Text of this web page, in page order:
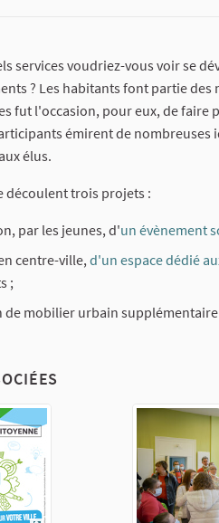
services voudriez-vous voir se
? Les habitants font partie
fut l'occasion, pour eux, de faire
émirent de nombreuses
élus.
découlent trois projets :
par les jeunes, d'un évènement
centre-ville,d'un espace dédié
;
mobilier urbain